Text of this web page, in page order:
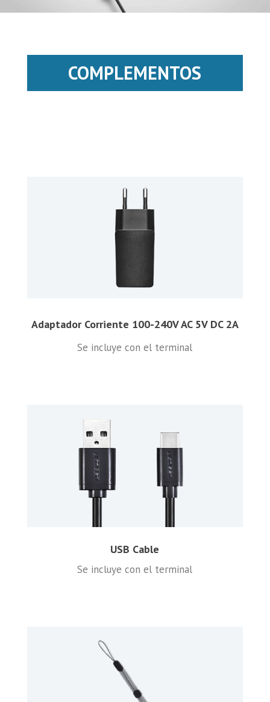
COMPLEMENTOS
Adaptador Corriente 100-240V AC 5V DC 2A
Se incluye con el terminal
USB Cable
Se incluye con el terminal